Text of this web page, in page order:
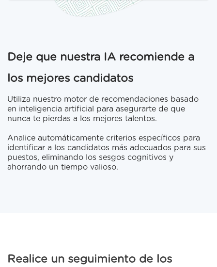
Deje que nuestra IA recomiende a
los mejores candidatos
Utiliza nuestro motor de recomendaciones basado
en inteligencia artificial para asegurarte de que
nunca te pierdas a los mejores talentos.
Analice automáticamente criterios específicos para
identificar a los candidatos más adecuados para sus
puestos, eliminando los sesgos cognitivos y
ahorrando un tiempo valioso.
Realice un seguimiento de los